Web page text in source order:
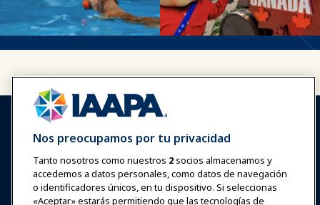
Iniciar sesión Únete ahora
Nos preocupamos por tu privacidad
Tanto nosotros como nuestros 2socios almacenamos y
accedemos a datos personales, como datos de navegación
o identificadores únicos, en tu dispositivo. Si seleccionas
«Aceptar» estarás permitiendo que las tecnologías de